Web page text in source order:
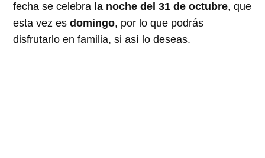
fecha se celebra la noche del 31 de octubre, que
esta vez esdomingo, por lo que podrás
disfrutarlo en familia, si así lo deseas.